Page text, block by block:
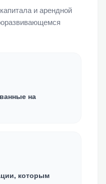
и арендной
на
которым